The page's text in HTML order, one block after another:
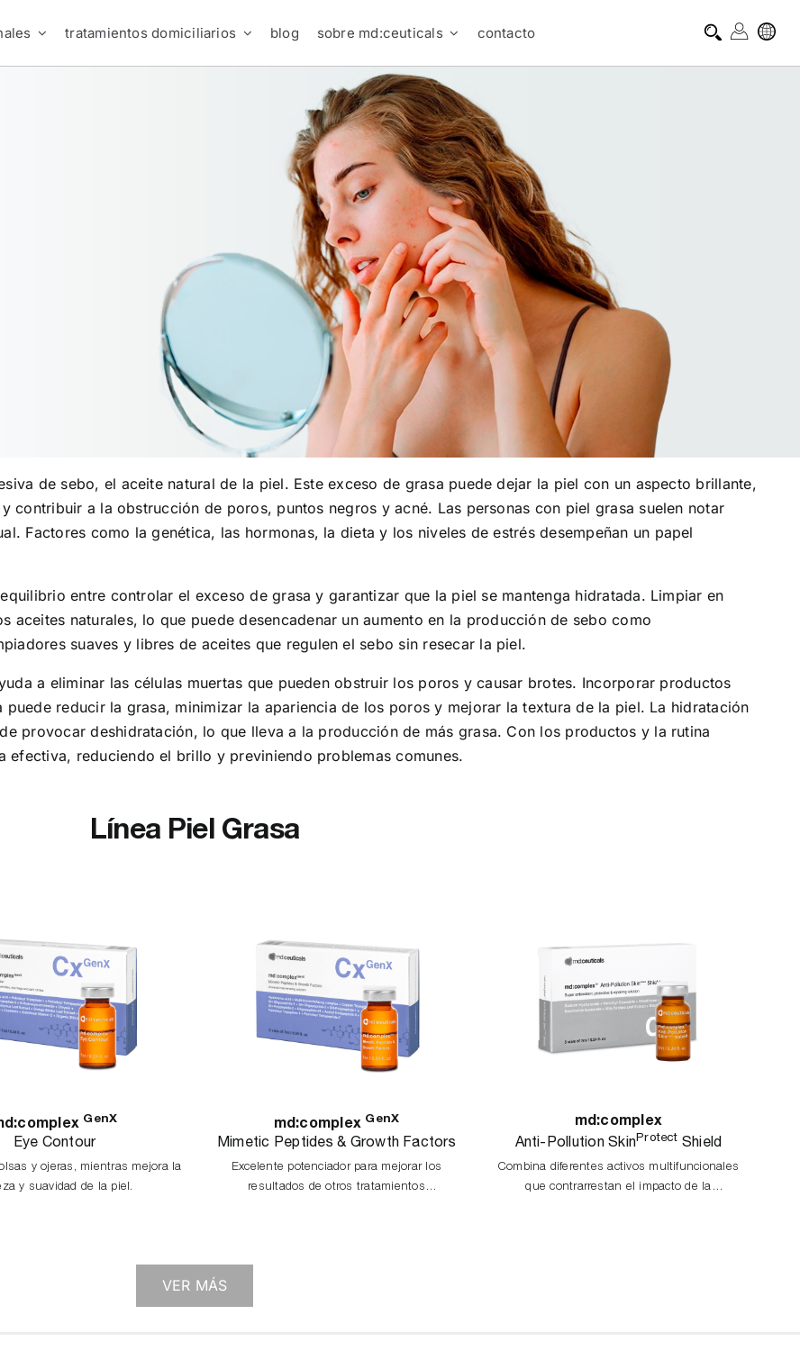
tratamientos domiciliarios blog sobre md:ceuticals contacto
de sebo, el aceite natural de la piel. Este exceso de grasa puede dejar la piel con un aspecto brillante,
contribuir a la obstrucción de poros, puntos negros y acné. Las personas con piel grasa suelen notar
Factores como la genética, las hormonas, la dieta y los niveles de estrés desempeñan un papel
entre controlar el exceso de grasa y garantizar que la piel se mantenga hidratada. Limpiar en
aceites naturales, lo que puede desencadenar un aumento en la producción de sebo como
suaves y libres de aceites que regulen el sebo sin resecar la piel.
a eliminar las células muertas que pueden obstruir los poros y causar brotes. Incorporar productos
reducir la grasa, minimizar la apariencia de los poros y mejorar la textura de la piel. La hidratación
provocar deshidratación, lo que lleva a la producción de más grasa. Con los productos y la rutina
efectiva, reduciendo el brillo y previniendo problemas comunes.
Línea Piel Grasa
GenX
Eye Contour
y ojeras, mientras mejora la
y suavidad de la piel.
md:complex GenX
Mimetic Peptides & Growth Factors
Excelente potenciador para mejorar los
resultados de otros tratamientos
md:complex
Anti-Pollution SkinProtect Shield
Combina diferentes activos multifuncionales
que contrarrestan el impacto de la
VER MÁS